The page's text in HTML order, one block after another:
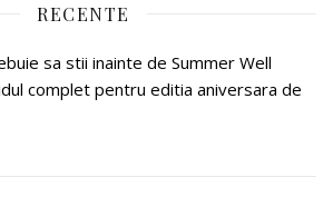
RECENTE
sa stii inainte de Summer Well
complet pentru editia aniversara de